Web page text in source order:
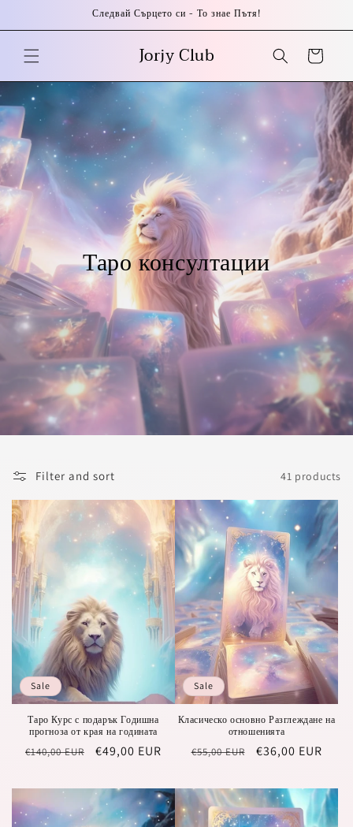
Следвай Сърцето си - То знае Пътя!
Jorjy Club Cart
C
o
l
l
e
c
t
i
o
n
:
Таро консултации
Filter and sort 41 products
Sale
Таро Курс с подарък Годишна
прогноза от края на годината
Regular
€140,00 EUR
Sale
€49,00 EUR
Sale
Класическо основно Разглеждане на
отношенията
Regular
€55,00 EUR
Sale
€36,00 EUR